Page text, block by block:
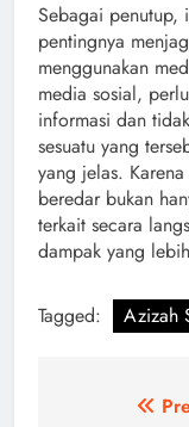
Sebagai penutup,
pentingnya
menggunakan
media sosial,
informasi dan
sesuatu yang
yang jelas.
beredar bukan
terkait secara
dampak yang
Tagged: Azizah
Navigasi